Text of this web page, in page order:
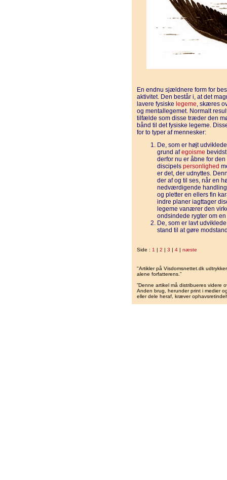
En endnu sjældnere form for
aktivitet. Den består i, at det
lavere fysiske legeme, skæres
og mentallegemet. Normalt
tilfælde som disse træder den
bånd til det fysiske legeme.
for to typer af mennesker:
De, som er højt
grund afegoisme
derfor nu er åbne for
discipels personlighed
er det, der udnyttes.
der af og til ses, når en
nedværdigende
og pletter en ellers fin
indre planer iagttager
legeme vanærer den
ondsindede rygter om
De, som er lavt
stand til at gøre
Side : 1 | 2 | 3 | 4 | næste
"Artikler på Visdomsnettet.dk
alene forfatterens.”
”Denne artikel må distribueres videre
Anden brug, herunder print i medier
eller dele heraf, kræver